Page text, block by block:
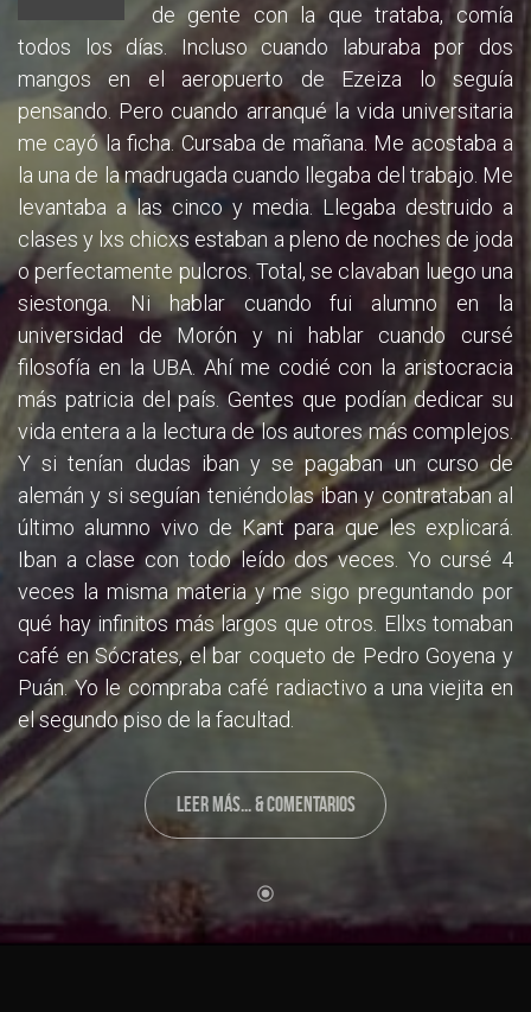
de gente con la que trataba, comía
todos los días. Incluso cuando laburaba por dos
mangos en el aeropuerto de Ezeiza lo seguía
pensando. Pero cuando arranqué la vida universitaria
me cayó la ficha. Cursaba de mañana. Me acostaba a
la una de la madrugada cuando llegaba del trabajo. Me
levantaba a las cinco y media. Llegaba destruido a
clases y lxs chicxs estaban a pleno de noches de joda
o perfectamente pulcros. Total, se clavaban luego una
siestonga. Ni hablar cuando fui alumno en la
universidad de Morón y ni hablar cuando cursé
filosofía en la UBA. Ahí me codié con la aristocracia
más patricia del país. Gentes que podían dedicar su
vida entera a la lectura de los autores más complejos.
Y si tenían dudas iban y se pagaban un curso de
alemán y si seguían teniéndolas iban y contrataban al
último alumno vivo de Kant para que les explicará.
Iban a clase con todo leído dos veces. Yo cursé 4
veces la misma materia y me sigo preguntando por
qué hay infinitos más largos que otros. Ellxs tomaban
café en Sócrates, el bar coqueto de Pedro Goyena y
Puán. Yo le compraba café radiactivo a una viejita en
el segundo piso de la facultad.
LEER MÁS... & COMENTARIOS